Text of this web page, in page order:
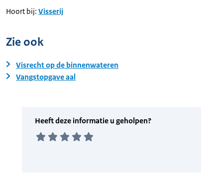
Hoort bij: Visserij
Zie ook
Visrecht op de binnenwateren
Vangstopgave aal